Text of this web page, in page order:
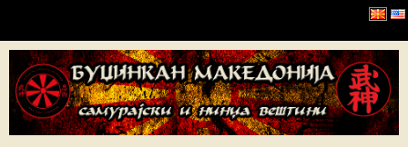
Буџинкан Македонија